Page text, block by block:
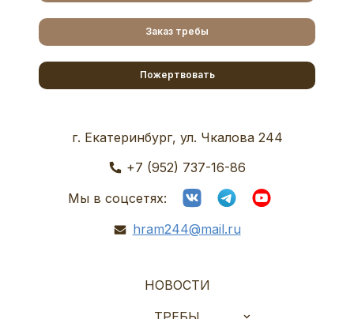
Заказ требы
Пожертвовать
г. Екатеринбург, ул. Чкалова 244
+7 (952) 737-16-86
Мы в соцсетях:
hram244@mail.ru
НОВОСТИ